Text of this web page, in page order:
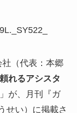
（代表：本郷
れるアシスタ
が、月刊『ガ
せい）に掲載さ